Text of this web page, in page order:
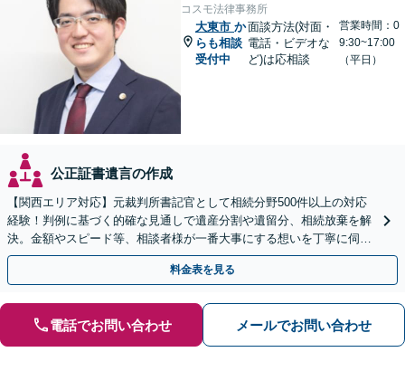
コスモ法律事務所
大東市 か
らも相談
受付中
面談方法(対面・
電話・ビデオな
ど)は応相談
営業時間：0
9:30~17:00
（平日）
公正証書遺言の作成
【関西エリア対応】元裁判所書記官として相続分野500件以上の対応
経験！判例に基づく的確な見通しで遺産分割や遺留分、相続放棄を解
決。金額やスピード等、相談者様が一番大事にする想いを丁寧に伺い
最善の解決策を提案【WEB面談可】
料金表を見る
電話でお問い合わせ メールでお問い合わせ